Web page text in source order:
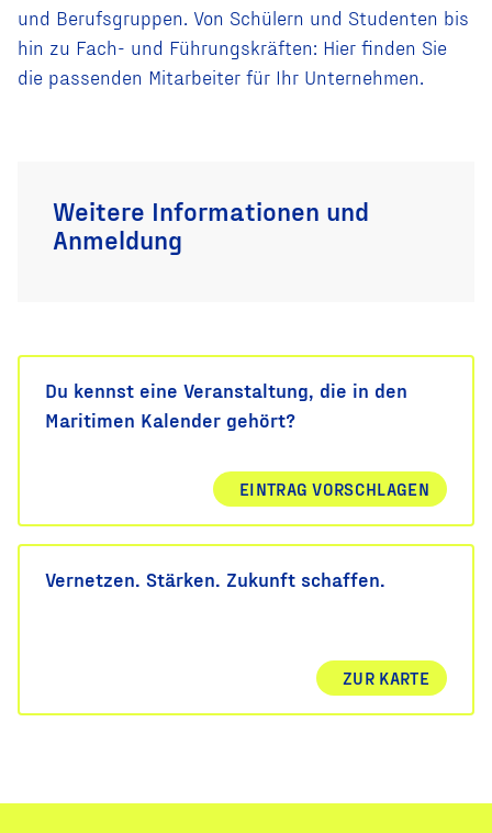
und Berufsgruppen. Von Schülern und Studenten bis
hin zu Fach- und Führungskräften: Hier finden Sie
die passenden Mitarbeiter für Ihr Unternehmen.
Weitere Informationen und
Anmeldung
Du kennst eine Veranstaltung, die in den
Maritimen Kalender gehört?
EINTRAG VORSCHLAGEN
Vernetzen. Stärken. Zukunft schaffen.
ZUR KARTE